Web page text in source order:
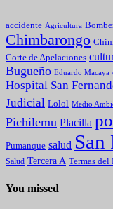
accidente Agricultura
Chimbarongo
Corte de Apelaciones
Bugueño Eduardo Macaya
Hospital San
Judicial Lolol Medio
Pichilemu Placilla
Pumanque salud San
Salud Tercera A Termas del
You missed